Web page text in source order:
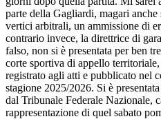
parte della Gagliardi, magari
vertici arbitrali, un ammissione di
contrario invece, la direttrice di
falso, non si è presentata per ben
corte sportiva di appello
registrato agli atti e pubblicato nel
stagione 2025/2026. Si è
dal Tribunale Federale Nazionale,
rappresentazione di quel sabato